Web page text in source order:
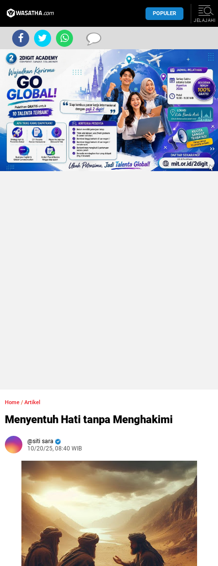
POPULER
JELAJAHI
Home / Artikel
Menyentuh Hati tanpa Menghakimi
siti sara
10/20/25, 08:40 WIB